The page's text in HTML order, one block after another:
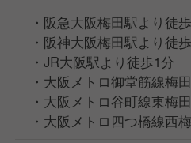
・阪急大阪梅田駅より徒
・阪神大阪梅田駅より徒
・JR大阪駅より徒歩1分
・大阪メトロ御堂筋線梅
・大阪メトロ谷町線東梅
・大阪メトロ四つ橋線西